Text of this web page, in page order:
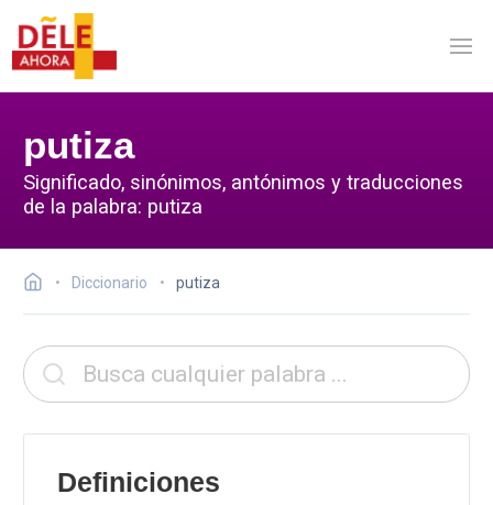
putiza
Significado, sinónimos, antónimos y traducciones
de la palabra: putiza
Diccionario putiza
Definiciones